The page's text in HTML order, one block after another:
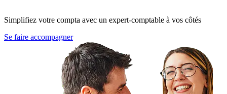
Simplifiez votre compta avec un expert-comptable à vos côtés
Se faire accompagner